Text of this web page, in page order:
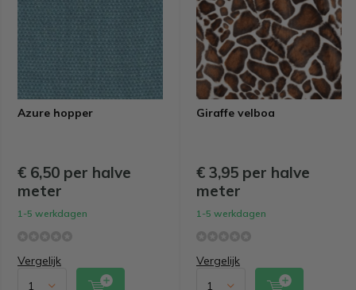
Azure hopper
€ 6,50 per halve
meter
1-5 werkdagen
Vergelijk
Giraffe velboa
€ 3,95 per halve
meter
1-5 werkdagen
Vergelijk